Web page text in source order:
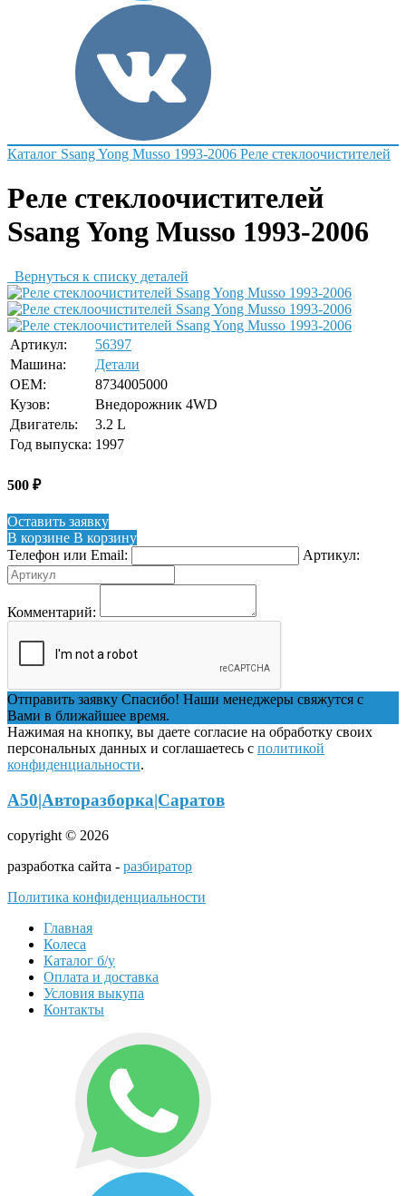
Каталог Ssang Yong Musso 1993-2006 Реле стеклоочистителей
Реле стеклоочистителей
Ssang Yong Musso 1993-2006
Вернуться к списку деталей
Артикул:
56397
Машина:
Детали
OEM:
8734005000
Кузов:
Внедорожник 4WD
Двигатель:
3.2 L
Год выпуска: 1997
500 ₽
Оставить заявку
В корзине В корзину
Телефон или Email:
Артикул:
Комментарий:
Отправить заявку Спасибо! Наши менеджеры свяжутся с
Вами в ближайшее время.
Нажимая на кнопку, вы даете согласие на обработку своих
персональных данных и соглашаетесь с политикой
конфиденциальности.
А50|Авторазборка|Саратов
copyright © 2026
разработка сайта - разбиратор
Политика конфиденциальности
Главная
Колеса
Каталог б/у
Оплата и доставка
Условия выкупа
Контакты